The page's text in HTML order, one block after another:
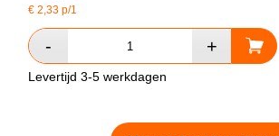
€2,33 p/1
Levertijd 3-5 werkdagen